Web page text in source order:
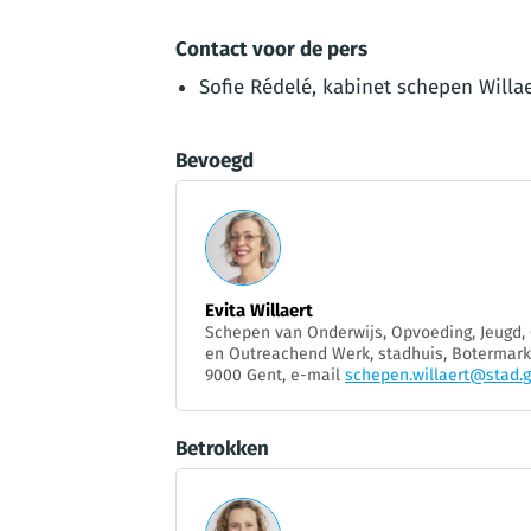
Contact voor de pers
Sofie Rédelé, kabinet schepen
Bevoegd
Evita Willaert
Schepen van Onderwijs, Opvoeding, Jeugd,
en Outreachend Werk, stadhuis,
9000 Gent, e-mail
Betrokken